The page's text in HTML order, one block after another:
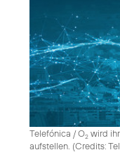
Telefónica / O2 wird
aufstellen. (Credits: